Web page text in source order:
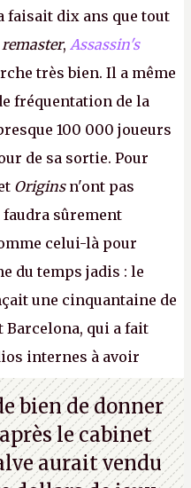
faisait dix ans que tout
remaster, Assassin's
très bien. Il a même
fréquentation de la
100 000 joueurs
de sa sortie. Pour
Originsn'ont pas
faudra sûrement
celui-là pour
du temps jadis : le
une cinquantaine de
qui a fait
internes à avoir
sous la direction
bien de donner
le cabinet
aurait vendu